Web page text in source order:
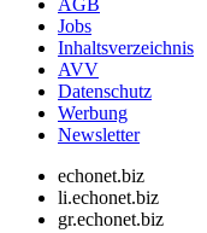
Jobs
Inhaltsverzeichnis
AVV
Datenschutz
Werbung
Newsletter
echonet.biz
li.echonet.biz
gr.echonet.biz